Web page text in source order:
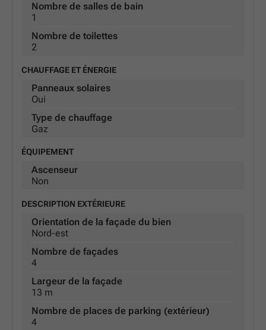
Nombre de salles de bain
1
Nombre de toilettes
2
CHAUFFAGE ET ÉNERGIE
Panneaux solaires
Oui
Type de chauffage
Gaz
ÉQUIPEMENT
Ascenseur
Non
DESCRIPTION EXTÉRIEURE
Orientation de la façade du bien
Nord-est
Nombre de façades
4
Largeur de la façade
13 m
Nombre de places de parking (extérieur)
4